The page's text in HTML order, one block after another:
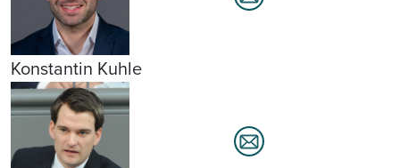
Konstantin Kuhle